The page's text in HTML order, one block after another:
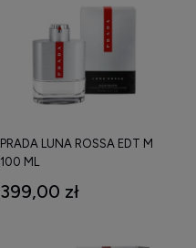
PRADA LUNA ROSSA EDT M
100 ML
399,00 zł